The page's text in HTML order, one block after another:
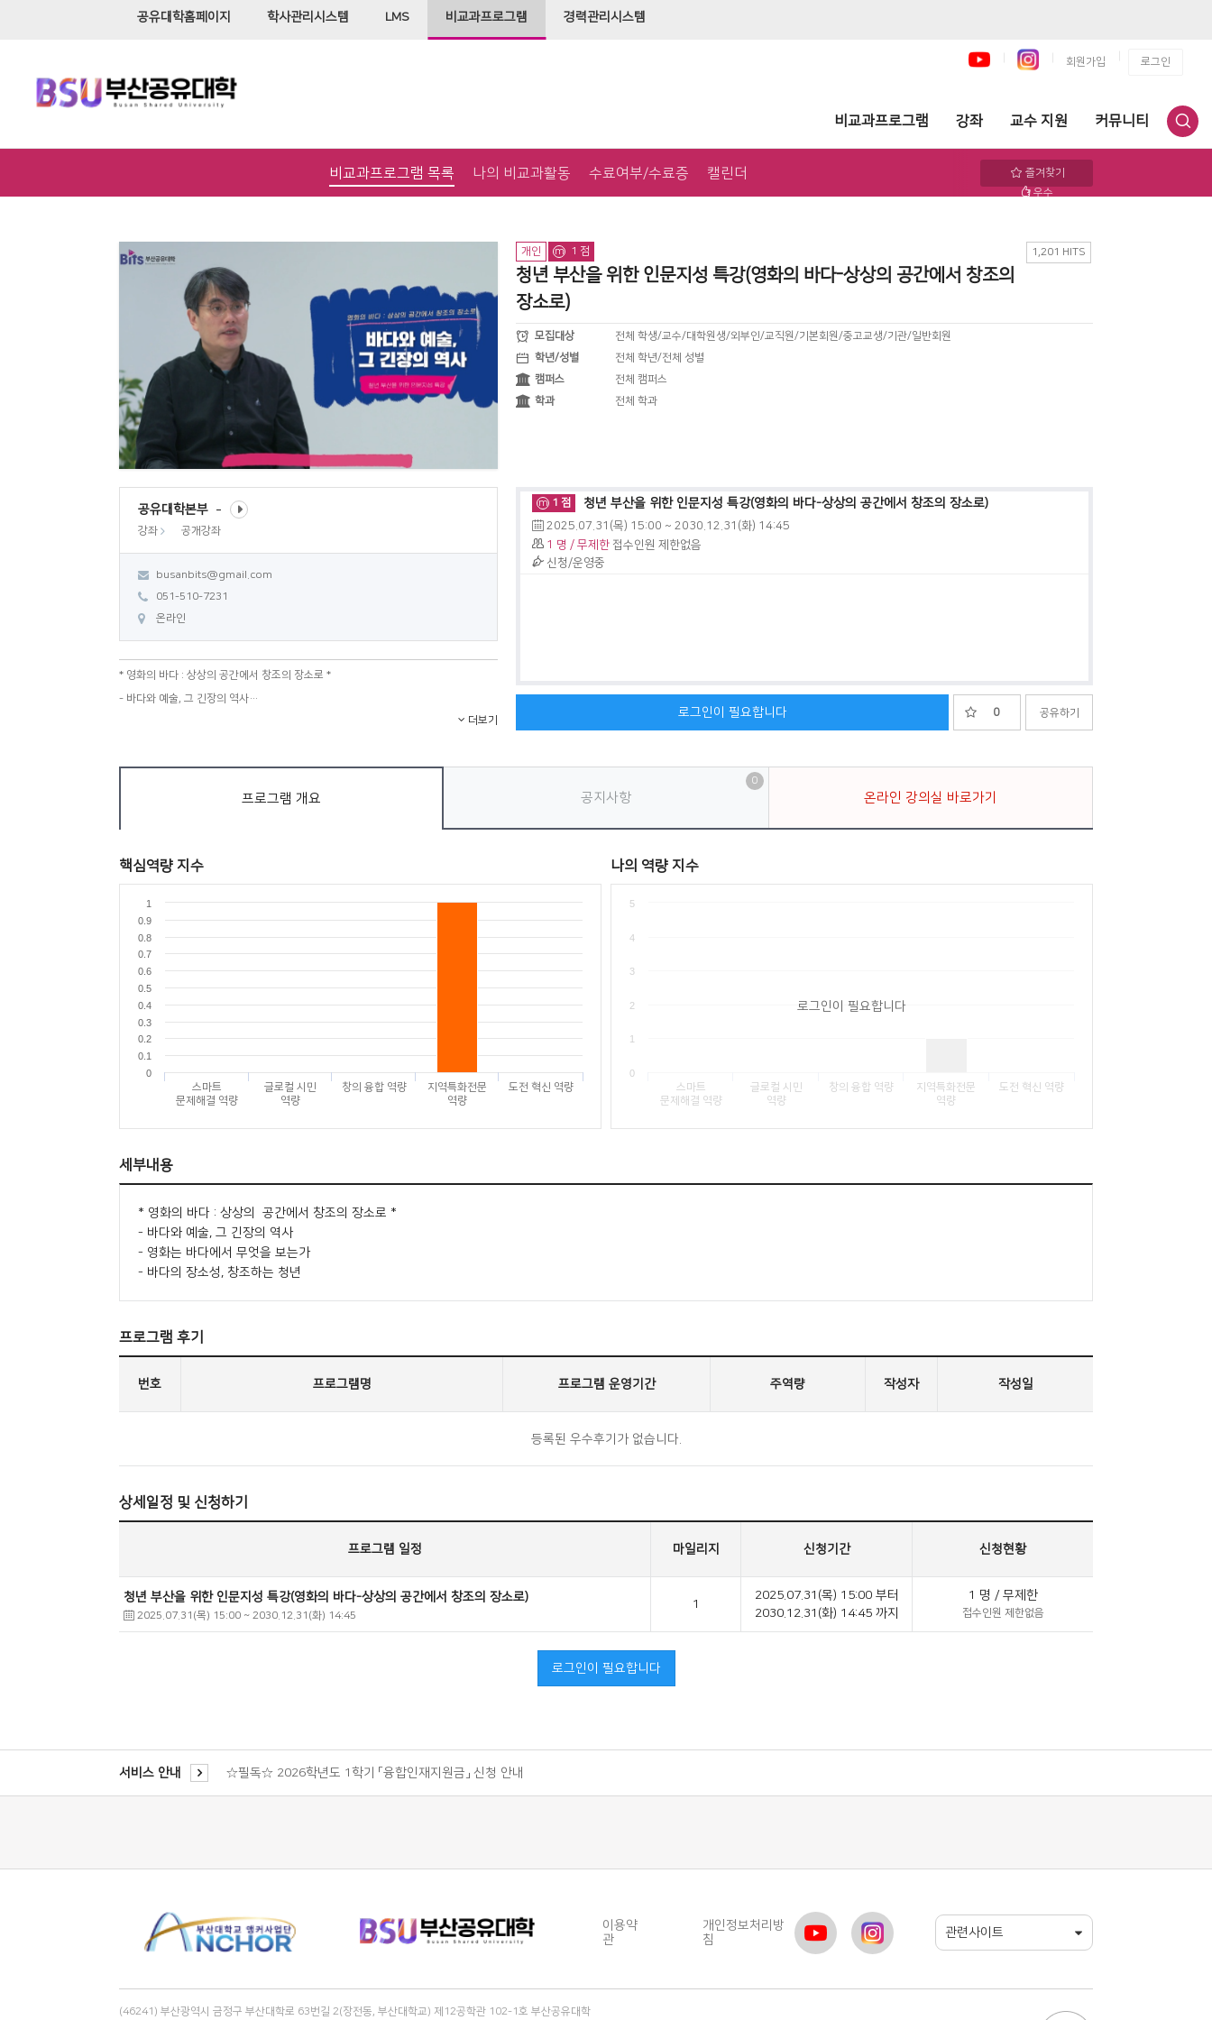
공유대학홈페이지 학사관리시스템 LMS 비교과프로그램 경력관리시스템
회원가입 로그인
비교과프로그램 강좌 교수 지원 커뮤니티
비교과프로그램 목록 나의 비교과활동 수료여부/수료증 캘린더
즐겨찾기
우수
1,201 HITS
개인 m 1 점
청년 부산을 위한 인문지성 특강(영화의 바다-상상의 공간에서 창조의
장소로)
모집대상
전체 학생/교수/대학원생/외부인/교직원/기본회원/중고교생/기관/일반회원
학년/성별
전체 학년/전체 성별
캠퍼스
전체 캠퍼스
학과
전체 학과
공유대학본부
강좌 공개강좌
busanbits@gmail.com
051-510-7231
온라인
* 영화의 바다 : 상상의 공간에서 창조의 장소로 *
- 바다와 예술, 그 긴장의 역사
m 1 점 청년 부산을 위한 인문지성 특강(영화의 바다-상상의 공간에서 창조의 장소로)
2025.07.31(목) 15:00 ~ 2030.12.31(화) 14:45
1 명 / 무제한 접수인원 제한없음
신청/운영중
로그인이 필요합니다 0 공유하기
프로그램 개요 공지사항
0
온라인 강의실 바로가기
핵심역량 지수
스마트
문제해결 역량
글로컬 시민
역량
창의 융합 역량
지역특화전문
역량
도전 혁신 역량
0
0.1
0.2
0.3
0.4
0.5
0.6
0.7
0.8
0.9
1
나의 역량 지수
로그인이 필요합니다
스마트
문제해결 역량
글로컬 시민
역량
창의 융합 역량
지역특화전문
역량
도전 혁신 역량
0
1
2
3
4
5
세부내용
* 영화의 바다 : 상상의 공간에서 창조의 장소로 *
- 바다와 예술, 그 긴장의 역사
- 영화는 바다에서 무엇을 보는가
- 바다의 장소성, 창조하는 청년
프로그램 후기
번호 프로그램명 프로그램 운영기간 주역량 작성자 작성일
등록된 우수후기가 없습니다.
상세일정 및 신청하기
프로그램 일정 마일리지 신청기간 신청현황
청년 부산을 위한 인문지성 특강(영화의 바다-상상의 공간에서 창조의 장소로)
2025.07.31(목) 15:00 ~ 2030.12.31(화) 14:45
1
2025.07.31(목) 15:00부터
2030.12.31(화) 14:45까지
1 명 / 무제한
접수인원 제한없음
로그인이 필요합니다
서비스 안내
☆필독☆ 2026학년도 1학기 「융합인재지원금」 신청 안내
[부산공유대학본부] 2026학년도 직무부트캠프
이용약
관
개인정보처리방
침
관련사이트
(46241) 부산광역시 금정구 부산대학로 63번길 2(장전동, 부산대학교) 제12공학관 102-1호 부산공유대학